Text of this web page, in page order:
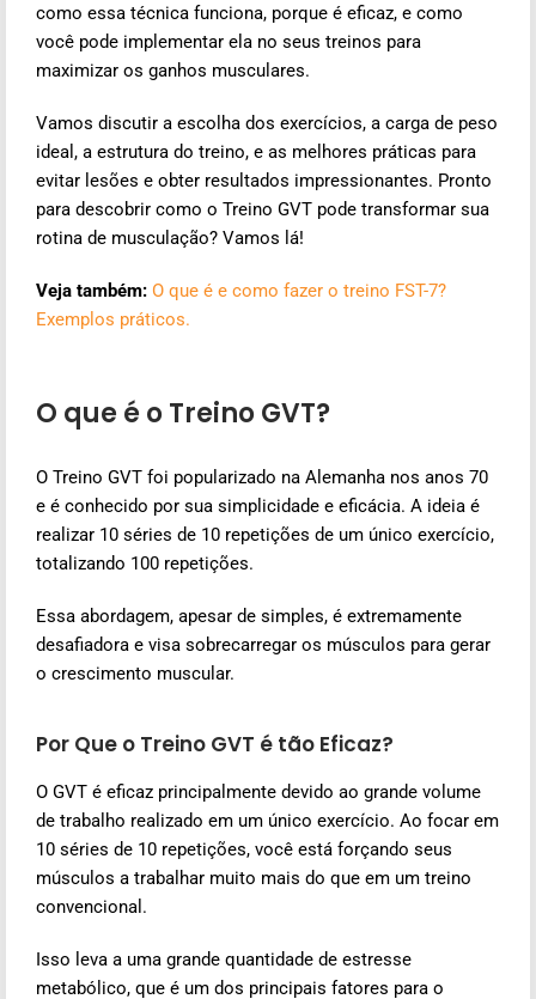
como essa técnica funciona, porque é eficaz, e como
você pode implementar ela no seus treinos para
maximizar os ganhos musculares.
Vamos discutir a escolha dos exercícios, a carga de peso
ideal, a estrutura do treino, e as melhores práticas para
evitar lesões e obter resultados impressionantes. Pronto
para descobrir como o Treino GVT pode transformar sua
rotina de musculação? Vamos lá!
Veja também: O que é e como fazer o treino FST-7?
Exemplos práticos.
O que é o Treino GVT?
O Treino GVT foi popularizado na Alemanha nos anos 70
e é conhecido por sua simplicidade e eficácia. A ideia é
realizar 10 séries de 10 repetições de um único exercício,
totalizando 100 repetições.
Essa abordagem, apesar de simples, é extremamente
desafiadora e visa sobrecarregar os músculos para gerar
o crescimento muscular.
Por Que o Treino GVT é tão Eficaz?
O GVT é eficaz principalmente devido ao grande volume
de trabalho realizado em um único exercício. Ao focar em
10 séries de 10 repetições, você está forçando seus
músculos a trabalhar muito mais do que em um treino
convencional.
Isso leva a uma grande quantidade de estresse
metabólico, que é um dos principais fatores para o